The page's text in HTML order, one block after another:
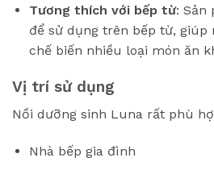
Tương thích với bếp từ: Sản
để sử dụng trên bếp từ, giúp
chế biến nhiều loại món ăn
Vị trí sử dụng
Nồi dưỡng sinh Luna rất phù
Nhà bếp gia đình